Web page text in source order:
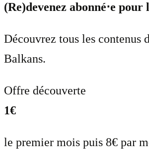
(Re)devenez abonné⋅e
Découvrez tous les contenus
Balkans.
Offre découverte
1€
le premier mois puis 8€ par